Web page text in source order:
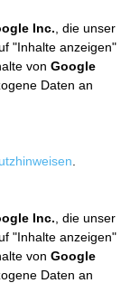
Inc. , die unser
"Inhalte anzeigen"
von Google
Daten an
Inc. , die unser
"Inhalte anzeigen"
von Google
Daten an